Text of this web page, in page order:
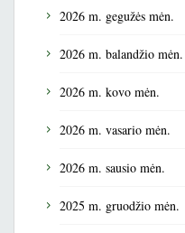
2026 m. gegužės mėn.
2026 m. balandžio mėn.
2026 m. kovo mėn.
2026 m. vasario mėn.
2026 m. sausio mėn.
2025 m. gruodžio mėn.